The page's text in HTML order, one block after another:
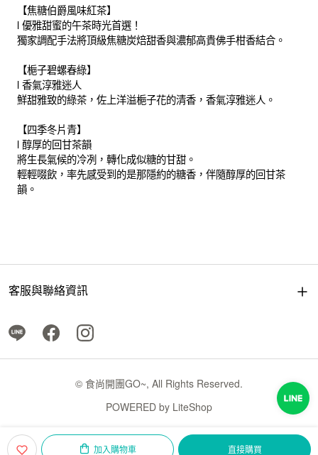
加入購物車 直接購買
【焦糖伯爵風味紅茶】
l 優雅甜蜜的午茶時光首選！
獨家調配手法將頂級焦糖炭焙甜香與濃郁高貴佛手柑香結合。
【梔子碧螺春綠】
l 香氣淳雅迷人
鮮甜雅致的綠茶，佐上洋溢梔子花的清香，香氣淳雅迷人。
【四季冬片青】
l 醇厚的回甘茶韻
將生長氣候的冷冽，轉化成似糖的甘甜。
輕輕啜飲，率先感受到的是那隱約的糖香，伴隨醇厚的回甘茶
韻。
客服與聯絡資訊
© 食尚開團GO~, All Rights Reserved.
POWERED by LiteShop